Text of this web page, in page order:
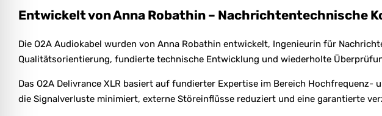
Entwickelt von Anna Robathin – Nachrichtentechnische
Die O2A Audiokabel wurden von Anna Robathin entwickelt, Ingenieurin für
Qualitätsorientierung, fundierte technische Entwicklung und wiederholte
Das O2A Delivrance XLR basiert auf fundierter Expertise im Bereich
die Signalverluste minimiert, externe Störeinflüsse reduziert und eine garantierte